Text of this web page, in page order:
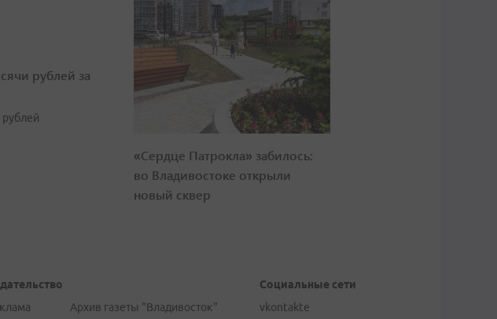
рублей за
«Сердце Патрокла» забилось:
во Владивостоке открыли
новый сквер
Архив газеты "Владивосток"
Социальные сети
vkontakte